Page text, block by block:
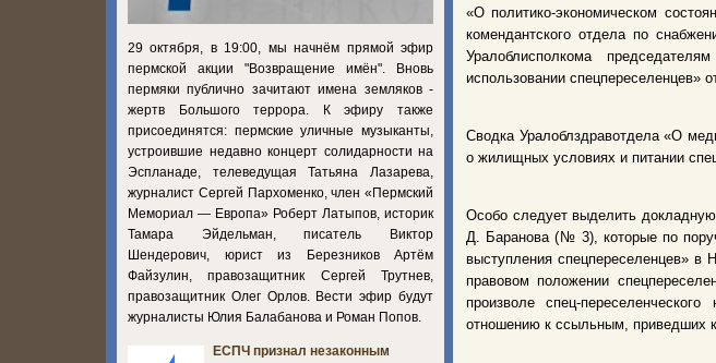
«О политико-экономическом
комендантского отдела по
Уралоблисполкома
использовании спецпереселенцев»
Сводка Уралоблздравотдела «О
о жилищных условиях и питании
Особо следует выделить
Д. Баранова (№ 3), которые по
выступления спецпереселенцев»
правовом положении
произволе спец-
отношению к ссыльным, приведших к
29 октября, в 19:00, мы начнём прямой эфир
пермской акции "Возвращение имён". Вновь
пермяки публично зачитают имена земляков -
жертв Большого террора. К эфиру также
присоединятся: пермские уличные музыканты,
устроившие недавно концерт солидарности на
Эспланаде, телеведущая Татьяна Лазарева,
журналист Сергей Пархоменко, член «Пермский
Мемориал — Европа» Роберт Латыпов, историк
Тамара Эйдельман, писатель Виктор
Шендерович, юрист из Березников Артём
Файзулин, правозащитник Сергей Трутнев,
правозащитник Олег Орлов. Вести эфир будут
журналисты Юлия Балабанова и Роман Попов.
ЕСПЧ признал незаконным